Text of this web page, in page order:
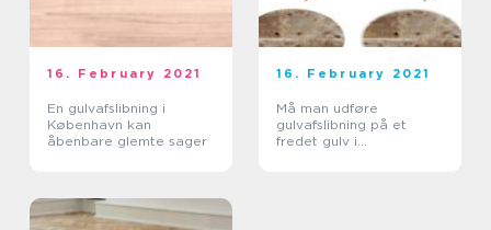
16. February 2021
En gulvafslibning i
København kan
åbenbare glemte sager
16. February 2021
Må man udføre
gulvafslibning på et
fredet gulv i